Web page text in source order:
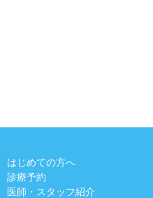
はじめての方へ
診療予約
医師・スタッフ紹介